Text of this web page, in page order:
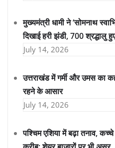
मुख्यमंत्री धामी ने ‘सोमनाथ
दिखाई हरी झंडी, 700 श्रद्धालु
July 14, 2026
उत्तराखंड में गर्मी और उमस का
रहने के आसार
July 14, 2026
पश्चिम एशिया में बढ़ा तनाव,